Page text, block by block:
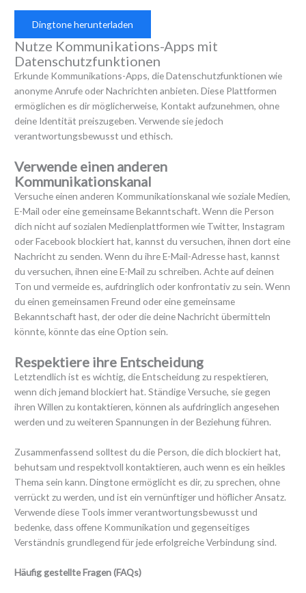
Dingtone herunterladen
Nutze Kommunikations-Apps mit
Datenschutzfunktionen
Erkunde Kommunikations-Apps, die Datenschutzfunktionen wie
anonyme Anrufe oder Nachrichten anbieten. Diese Plattformen
ermöglichen es dir möglicherweise, Kontakt aufzunehmen, ohne
deine Identität preiszugeben. Verwende sie jedoch
verantwortungsbewusst und ethisch.
Verwende einen anderen
Kommunikationskanal
Versuche einen anderen Kommunikationskanal wie soziale Medien,
E-Mail oder eine gemeinsame Bekanntschaft. Wenn die Person
dich nicht auf sozialen Medienplattformen wie Twitter, Instagram
oder Facebook blockiert hat, kannst du versuchen, ihnen dort eine
Nachricht zu senden. Wenn du ihre E-Mail-Adresse hast, kannst
du versuchen, ihnen eine E-Mail zu schreiben. Achte auf deinen
Ton und vermeide es, aufdringlich oder konfrontativ zu sein. Wenn
du einen gemeinsamen Freund oder eine gemeinsame
Bekanntschaft hast, der oder die deine Nachricht übermitteln
könnte, könnte das eine Option sein.
Respektiere ihre Entscheidung
Letztendlich ist es wichtig, die Entscheidung zu respektieren,
wenn dich jemand blockiert hat. Ständige Versuche, sie gegen
ihren Willen zu kontaktieren, können als aufdringlich angesehen
werden und zu weiteren Spannungen in der Beziehung führen.
Zusammenfassend solltest du die Person, die dich blockiert hat,
behutsam und respektvoll kontaktieren, auch wenn es ein heikles
Thema sein kann. Dingtone ermöglicht es dir, zu sprechen, ohne
verrückt zu werden, und ist ein vernünftiger und höflicher Ansatz.
Verwende diese Tools immer verantwortungsbewusst und
bedenke, dass offene Kommunikation und gegenseitiges
Verständnis grundlegend für jede erfolgreiche Verbindung sind.
Häufig gestellte Fragen (FAQs)